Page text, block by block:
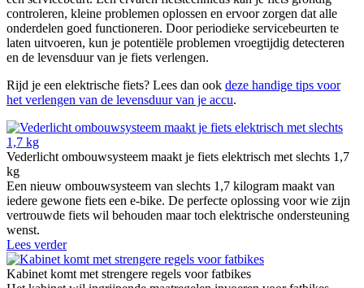
controleren, kleine problemen oplossen en ervoor zorgen dat alle
onderdelen goed functioneren. Door periodieke servicebeurten te
laten uitvoeren, kun je potentiële problemen vroegtijdig detecteren
en de levensduur van je fiets verlengen.
Rijd je een elektrische fiets? Lees dan ook deze handige tips voor
het verlengen van de levensduur van je accu.
Vederlicht ombouwsysteem maakt je fiets elektrisch met slechts 1,7
kg
Een nieuw ombouwsysteem van slechts 1,7 kilogram maakt van
iedere gewone fiets een e-bike. De perfecte oplossing voor wie zijn
vertrouwde fiets wil behouden maar toch elektrische ondersteuning
wenst.
Lees verder
Kabinet komt met strengere regels voor fatbikes